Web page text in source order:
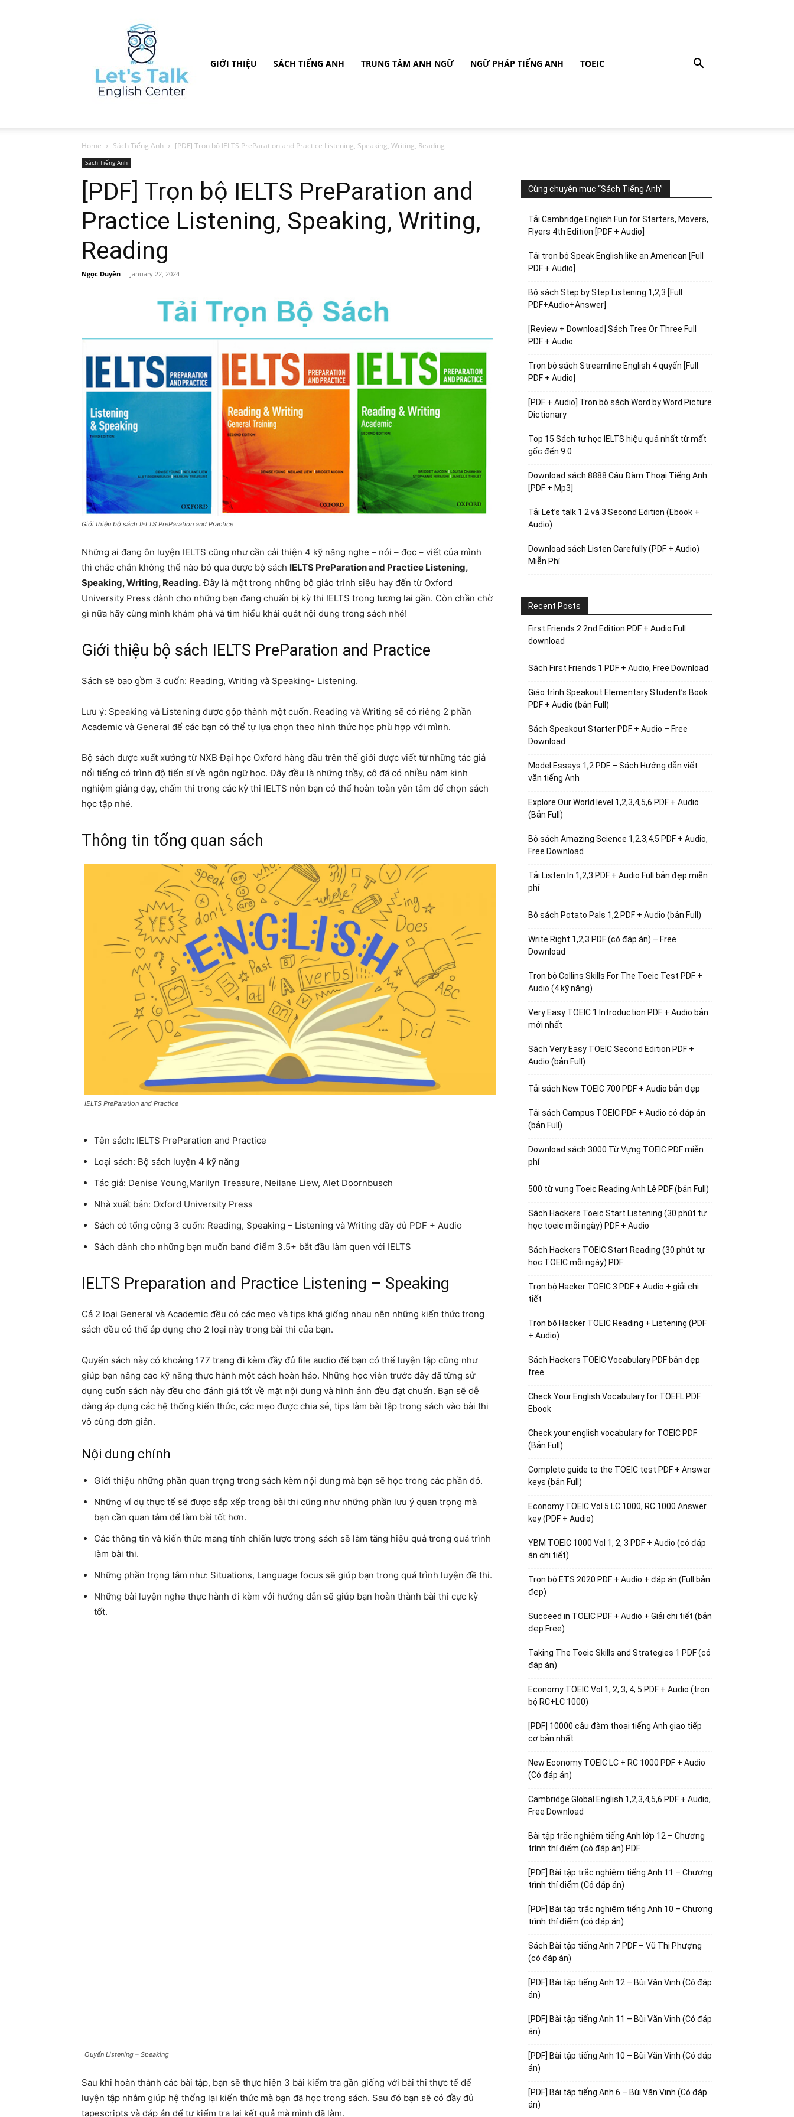
GIỚI THIỆU SÁCH TIẾNG ANH TRUNG TÂM ANH NGỮ NGỮ PHÁP TIẾNG ANH TOEIC
Home Sách Tiếng Anh [PDF] Trọn bộ IELTS PreParation and Practice Listening, Speaking, Writing, Reading
Sách Tiếng Anh
[PDF] Trọn bộ IELTS PreParation and
Practice Listening, Speaking, Writing,
Reading
Ngọc Duyên - January 22, 2024
Giới thiệu bộ sách IELTS PreParation and Practice
Những ai đang ôn luyện IELTS cũng như cần cải thiện 4 kỹ năng nghe – nói – đọc – viết của mình
thì chắc chắn không thể nào bỏ qua được bộ sách IELTS PreParation and Practice Listening,
Speaking, Writing, Reading.Đây là một trong những bộ giáo trình siêu hay đến từ Oxford
University Press dành cho những bạn đang chuẩn bị kỳ thi IELTS trong tương lai gần. Còn chần chờ
gì nữa hãy cùng mình khám phá và tìm hiểu khái quát nội dung trong sách nhé!
Giới thiệu bộ sách IELTS PreParation and Practice
Sách sẽ bao gồm 3 cuốn: Reading, Writing và Speaking- Listening.
Lưu ý: Speaking và Listening được gộp thành một cuốn. Reading và Writing sẽ có riêng 2 phần
Academic và General để các bạn có thể tự lựa chọn theo hình thức học phù hợp với mình.
Bộ sách được xuất xưởng từ NXB Đại học Oxford hàng đầu trên thế giới được viết từ những tác giả
nổi tiếng có trình độ tiến sĩ về ngôn ngữ học. Đây đều là những thầy, cô đã có nhiều năm kinh
nghiệm giảng dạy, chấm thi trong các kỳ thi IELTS nên bạn có thể hoàn toàn yên tâm để chọn sách
học tập nhé.
Thông tin tổng quan sách
IELTS PreParation and Practice
Tên sách: IELTS PreParation and Practice
Loại sách: Bộ sách luyện 4 kỹ năng
Tác giả: Denise Young,Marilyn Treasure, Neilane Liew, Alet Doornbusch
Nhà xuất bản: Oxford University Press
Sách có tổng cộng 3 cuốn: Reading, Speaking – Listening và Writing đầy đủ PDF + Audio
Sách dành cho những bạn muốn band điểm 3.5+ bắt đầu làm quen với IELTS
IELTS Preparation and Practice Listening – Speaking
Cả 2 loại General và Academic đều có các mẹo và tips khá giống nhau nên những kiến thức trong
sách đều có thể áp dụng cho 2 loại này trong bài thi của bạn.
Quyển sách này có khoảng 177 trang đi kèm đầy đủ file audio để bạn có thể luyện tập cũng như
giúp bạn nâng cao kỹ năng thực hành một cách hoàn hảo. Những học viên trước đây đã từng sử
dụng cuốn sách này đều cho đánh giá tốt về mặt nội dung và hình ảnh đều đạt chuẩn. Bạn sẽ dễ
dàng áp dụng các hệ thống kiến thức, các mẹo được chia sẻ, tips làm bài tập trong sách vào bài thi
vô cùng đơn giản.
Nội dung chính
Giới thiệu những phần quan trọng trong sách kèm nội dung mà bạn sẽ học trong các phần đó.
Những ví dụ thực tế sẽ được sắp xếp trong bài thi cũng như những phần lưu ý quan trọng mà
bạn cần quan tâm để làm bài tốt hơn.
Các thông tin và kiến thức mang tính chiến lược trong sách sẽ làm tăng hiệu quả trong quá trình
làm bài thi.
Những phần trọng tâm như: Situations, Language focus sẽ giúp bạn trong quá trình luyện đề thi.
Những bài luyện nghe thực hành đi kèm với hướng dẫn sẽ giúp bạn hoàn thành bài thi cực kỳ
tốt.
Quyển Listening – Speaking
Sau khi hoàn thành các bài tập, bạn sẽ thực hiện 3 bài kiểm tra gần giống với bài thi thực tế để
luyện tập nhằm giúp hệ thống lại kiến thức mà bạn đã học trong sách. Sau đó bạn sẽ có đầy đủ
tapescripts và đáp án để tự kiểm tra lại kết quả mà mình đã làm.
Cùng chuyên mục “Sách Tiếng Anh”
Tải Cambridge English Fun for Starters, Movers,
Flyers 4th Edition [PDF + Audio]
Tải trọn bộ Speak English like an American [Full
PDF + Audio]
Bộ sách Step by Step Listening 1,2,3 [Full
PDF+Audio+Answer]
[Review + Download] Sách Tree Or Three Full
PDF + Audio
Trọn bộ sách Streamline English 4 quyển [Full
PDF + Audio]
[PDF + Audio] Trọn bộ sách Word by Word Picture
Dictionary
Top 15 Sách tự học IELTS hiệu quả nhất từ mất
gốc đến 9.0
Download sách 8888 Câu Đàm Thoại Tiếng Anh
[PDF + Mp3]
Tải Let’s talk 1 2 và 3 Second Edition (Ebook +
Audio)
Download sách Listen Carefully (PDF + Audio)
Miễn Phí
Recent Posts
First Friends 2 2nd Edition PDF + Audio Full
download
Sách First Friends 1 PDF + Audio, Free Download
Giáo trình Speakout Elementary Student’s Book
PDF + Audio (bản Full)
Sách Speakout Starter PDF + Audio – Free
Download
Model Essays 1,2 PDF – Sách Hướng dẫn viết
văn tiếng Anh
Explore Our World level 1,2,3,4,5,6 PDF + Audio
(Bản Full)
Bộ sách Amazing Science 1,2,3,4,5 PDF + Audio,
Free Download
Tải Listen In 1,2,3 PDF + Audio Full bản đẹp miễn
phí
Bộ sách Potato Pals 1,2 PDF + Audio (bản Full)
Write Right 1,2,3 PDF (có đáp án) – Free
Download
Trọn bộ Collins Skills For The Toeic Test PDF +
Audio (4 kỹ năng)
Very Easy TOEIC 1 Introduction PDF + Audio bản
mới nhất
Sách Very Easy TOEIC Second Edition PDF +
Audio (bản Full)
Tải sách New TOEIC 700 PDF + Audio bản đẹp
Tải sách Campus TOEIC PDF + Audio có đáp án
(bản Full)
Download sách 3000 Từ Vựng TOEIC PDF miễn
phí
500 từ vựng Toeic Reading Anh Lê PDF (bản Full)
Sách Hackers Toeic Start Listening (30 phút tự
học toeic mỗi ngày) PDF + Audio
Sách Hackers TOEIC Start Reading (30 phút tự
học TOEIC mỗi ngày) PDF
Trọn bộ Hacker TOEIC 3 PDF + Audio + giải chi
tiết
Trọn bộ Hacker TOEIC Reading + Listening (PDF
+ Audio)
Sách Hackers TOEIC Vocabulary PDF bản đẹp
free
Check Your English Vocabulary for TOEFL PDF
Ebook
Check your english vocabulary for TOEIC PDF
(Bản Full)
Complete guide to the TOEIC test PDF + Answer
keys (bản Full)
Economy TOEIC Vol 5 LC 1000, RC 1000 Answer
key (PDF + Audio)
YBM TOEIC 1000 Vol 1, 2, 3 PDF + Audio (có đáp
án chi tiết)
Trọn bộ ETS 2020 PDF + Audio + đáp án (Full bản
đẹp)
Succeed in TOEIC PDF + Audio + Giải chi tiết (bản
đẹp Free)
Taking The Toeic Skills and Strategies 1 PDF (có
đáp án)
Economy TOEIC Vol 1, 2, 3, 4, 5 PDF + Audio (trọn
bộ RC+LC 1000)
[PDF] 10000 câu đàm thoại tiếng Anh giao tiếp
cơ bản nhất
New Economy TOEIC LC + RC 1000 PDF + Audio
(Có đáp án)
Cambridge Global English 1,2,3,4,5,6 PDF + Audio,
Free Download
Bài tập trắc nghiệm tiếng Anh lớp 12 – Chương
trình thí điểm (có đáp án) PDF
[PDF] Bài tập trắc nghiệm tiếng Anh 11 – Chương
trình thí điểm (Có đáp án)
[PDF] Bài tập trắc nghiệm tiếng Anh 10 – Chương
trình thí điểm (có đáp án)
Sách Bài tập tiếng Anh 7 PDF – Vũ Thị Phượng
(có đáp án)
[PDF] Bài tập tiếng Anh 12 – Bùi Văn Vinh (Có đáp
án)
[PDF] Bài tập tiếng Anh 11 – Bùi Văn Vinh (Có đáp
án)
[PDF] Bài tập tiếng Anh 10 – Bùi Văn Vinh (Có đáp
án)
[PDF] Bài tập tiếng Anh 6 – Bùi Văn Vinh (Có đáp
án)